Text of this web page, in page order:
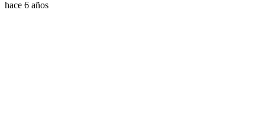
hace 6 años